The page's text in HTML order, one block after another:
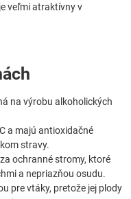
veľmi atraktívny v
na výrobu alkoholických
a majú antioxidačné
stravy.
ochranné stromy, ktoré
a nepriazňou osudu.
pre vtáky, pretože jej plody